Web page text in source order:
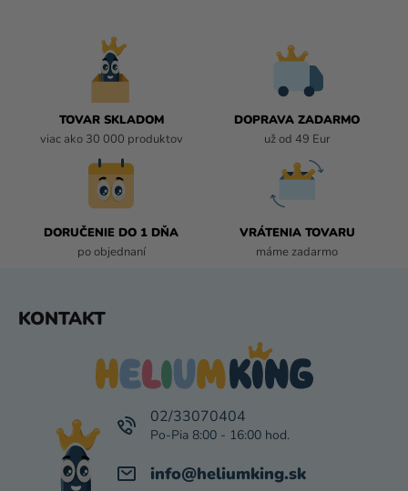
U
TOVAR SKLADOM
viac ako 30 000 produktov
DOPRAVA ZADARMO
už od 49 Eur
DORUČENIE DO 1 DŇA
po objednaní
VRÁTENIA TOVARU
máme zadarmo
KONTAKT
info@heliumking.sk
02/33070404